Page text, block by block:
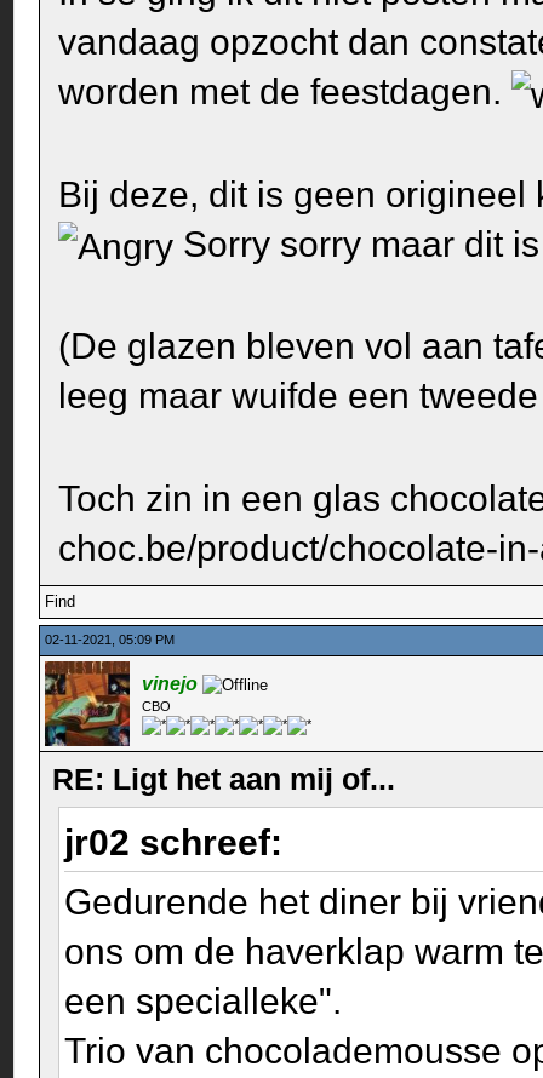
vandaag opzocht dan
worden met de feestdagen.
Bij deze, dit is geen
Sorry sorry maar dit
(De glazen bleven vol aan
leeg maar wuifde een
Toch zin in een glas
choc.be/product/chocolate-
Find
02-11-2021, 05:09 PM
vinejo
CBO
RE: Ligt het aan mij of...
jr02 schreef:
Gedurende het diner bij
ons om de haverklap warm
een specialleke".
Trio van chocolademousse